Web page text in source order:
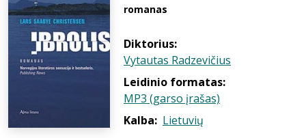
romanas
Diktorius:
Vytautas Radzevičius
Leidinio formatas:
MP3 (garso įrašas)
Kalba: Lietuvių